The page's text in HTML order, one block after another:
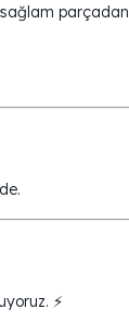
sağlam parçadan
⚡